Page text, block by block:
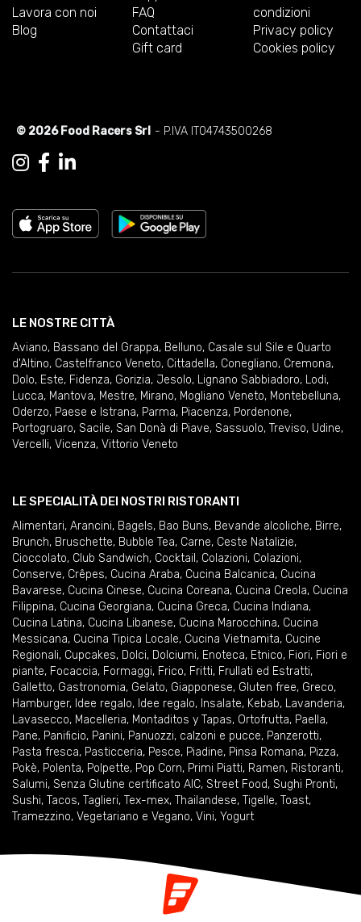
Lavora con noi
Blog
FAQ
Contattaci
Gift card
condizioni
Privacy policy
Cookies policy
© 2026 Food Racers Srl - P.IVA IT04743500268
LE NOSTRE CITTÀ
Aviano, Bassano del Grappa, Belluno, Casale sul Sile e Quarto
d'Altino, Castelfranco Veneto, Cittadella, Conegliano, Cremona,
Dolo, Este, Fidenza, Gorizia, Jesolo, Lignano Sabbiadoro, Lodi,
Lucca, Mantova, Mestre, Mirano, Mogliano Veneto, Montebelluna,
Oderzo, Paese e Istrana, Parma, Piacenza, Pordenone,
Portogruaro, Sacile, San Donà di Piave, Sassuolo, Treviso, Udine,
Vercelli, Vicenza, Vittorio Veneto
LE SPECIALITÀ DEI NOSTRI RISTORANTI
Alimentari, Arancini, Bagels, Bao Buns, Bevande alcoliche, Birre,
Brunch, Bruschette, Bubble Tea, Carne, Ceste Natalizie,
Cioccolato, Club Sandwich, Cocktail , Colazioni, Colazioni,
Conserve, Crêpes, Cucina Araba, Cucina Balcanica, Cucina
Bavarese, Cucina Cinese, Cucina Coreana, Cucina Creola, Cucina
Filippina, Cucina Georgiana, Cucina Greca, Cucina Indiana,
Cucina Latina, Cucina Libanese, Cucina Marocchina, Cucina
Messicana, Cucina Tipica Locale, Cucina Vietnamita, Cucine
Regionali, Cupcakes, Dolci, Dolciumi, Enoteca, Etnico, Fiori, Fiori e
piante, Focaccia, Formaggi, Frico, Fritti, Frullati ed Estratti,
Galletto, Gastronomia, Gelato, Giapponese, Gluten free, Greco,
Hamburger, Idee regalo, Idee regalo, Insalate, Kebab, Lavanderia,
Lavasecco, Macelleria, Montaditos y Tapas, Ortofrutta, Paella,
Pane, Panificio, Panini, Panuozzi, calzoni e pucce, Panzerotti,
Pasta fresca, Pasticceria, Pesce, Piadine, Pinsa Romana, Pizza,
Pokè, Polenta, Polpette, Pop Corn, Primi Piatti, Ramen, Ristoranti,
Salumi, Senza Glutine certificato AIC, Street Food, Sughi Pronti,
Sushi, Tacos, Taglieri, Tex-mex, Thailandese, Tigelle, Toast,
Tramezzino, Vegetariano e Vegano, Vini, Yogurt